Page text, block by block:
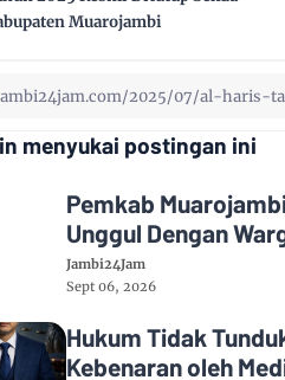
Muarojambi
menyukai postingan ini
Pemkab
Unggul Dengan
Jambi24Jam
Sept 06, 2026
Hukum Tidak
Kebenaran oleh